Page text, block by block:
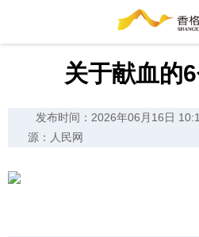
关于献血的
发布时间：2026年06月16日
源：人民网